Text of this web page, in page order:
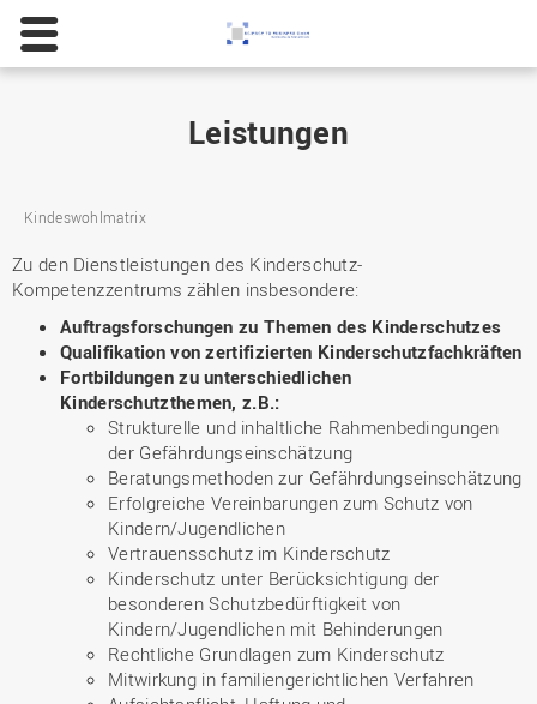
Leistungen
Kindeswohlmatrix
Zu den Dienstleistungen des Kinderschutz-
Kompetenzzentrums zählen insbesondere:
Auftragsforschungen zu Themen des Kinderschutzes
Qualifikation von zertifizierten Kinderschutzfachkräften
Fortbildungen zu unterschiedlichen
Kinderschutzthemen, z.B.:
Strukturelle und inhaltliche Rahmenbedingungen
der Gefährdungseinschätzung
Beratungsmethoden zur Gefährdungseinschätzung
Erfolgreiche Vereinbarungen zum Schutz von
Kindern/Jugendlichen
Vertrauensschutz im Kinderschutz
Kinderschutz unter Berücksichtigung der
besonderen Schutzbedürftigkeit von
Kindern/Jugendlichen mit Behinderungen
Rechtliche Grundlagen zum Kinderschutz
Mitwirkung in familiengerichtlichen Verfahren